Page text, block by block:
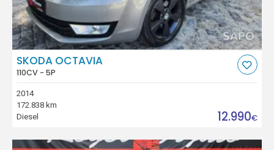
SKODA OCTAVIA
110CV - 5P
2014
172.838 km
Diesel
12.990€